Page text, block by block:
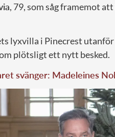
, 79, som såg framemot
lyxvilla i Pinecrest
plötsligt ett nytt besked.
svänger: Madeleines